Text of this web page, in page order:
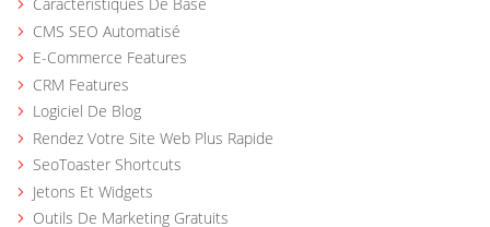
CMS SEO Automatisé
E-Commerce Features
CRM Features
Logiciel De Blog
Rendez Votre Site Web Plus Rapide
SeoToaster Shortcuts
Jetons Et Widgets
Outils De Marketing Gratuits